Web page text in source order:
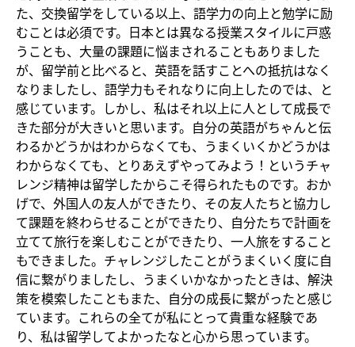
た、交換留学をしている以上、語学力の向上と勉学に励
むことは必須です。日本とは異なる授業スタイルに戸惑
うことも、大量の課題に悩まされることもありました
が、留学前と比べると、英語を話すことへの抵抗はなく
なりましたし、語学力もそれなりに向上したのでは、と
感じています。しかし、私はそれ以上に人として成長で
きた部分が大きいと思います。自分の英語がちゃんと伝
わるかどうかはわからなくても、うまくいくかどうかは
わからなくても、とりあえずやってみよう！というチャ
レンジ精神は留学したからこそ得られたものです。おか
げで、外国人の友人ができたり、その友人たちと協力し
て課題を終わらせることができたり、自分たちで計画を
立てて旅行を楽しむことができたり、一人旅をすること
もできました。チャレンジしたことがうまくいく度に自
信に繋がりましたし、うまくいかなかったときは、解決
策を模索したこともまた、自分の成長に繋がったと感じ
ています。これらの全てが私にとって貴重な経験であ
り、私は留学してよかったなと心から思っています。